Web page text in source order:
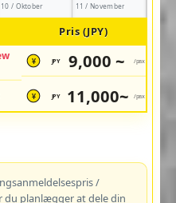
10 / Oktober 11 / November
Pris (JPY)
¥ JPY 9,000 ~ /pax
¥ JPY 11,000~ /pax
/
du planlægger at dele din